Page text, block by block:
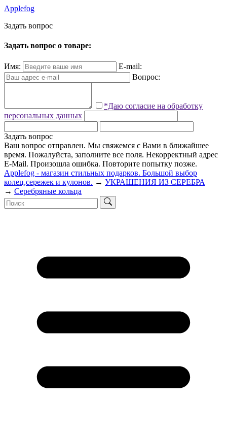
Applefog
Задать вопрос
Задать вопрос о товаре:
Имя:
E-mail:
Вопрос:
*Даю согласие на обработку
персональных данных
Задать вопрос
Ваш вопрос отправлен. Мы свяжемся с Вами в ближайшее
время. Пожалуйста, заполните все поля. Некорректный адрес
E-Mail. Произошла ошибка. Повторите попытку позже.
Applefog - магазин стильных подарков. Большой выбор
колец,сережек и кулонов. → УКРАШЕНИЯ ИЗ СЕРЕБРА
→ Серебряные кольца